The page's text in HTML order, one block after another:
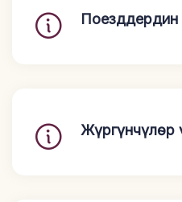
Жүргүнчүлөр